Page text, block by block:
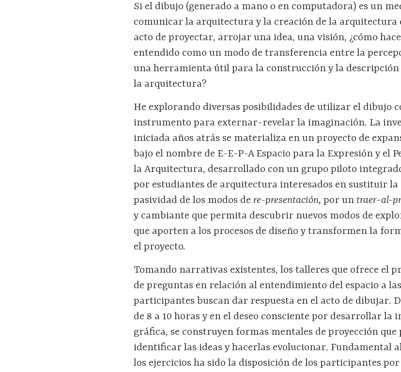
Si el dibujo (generado a mano o en computadora) es un
comunicar la arquitectura y la creación de la arquitectura
acto de proyectar, arrojar una idea, una visión, ¿cómo
entendido como un modo de transferencia entre la
una herramienta útil para la construcción y la descripción
la arquitectura?
He explorando diversas posibilidades de utilizar el dibujo
instrumento para externar-revelar la imaginación. La
iniciada años atrás se materializa en un proyecto de
bajo el nombre de E-E-P-A Espacio para la Expresión y el
la Arquitectura, desarrollado con un grupo piloto
por estudiantes de arquitectura interesados en sustituir la
pasividad de los modos de re-presentación, por un traer-al-
y cambiante que permita descubrir nuevos modos de
que aporten a los procesos de diseño y transformen la
el proyecto.
Tomando narrativas existentes, los talleres que ofrece el
de preguntas en relación al entendimiento del espacio a
participantes buscan dar respuesta en el acto de dibujar.
de 8 a 10 horas y en el deseo consciente por desarrollar la
gráfica, se construyen formas mentales de proyección
identificar las ideas y hacerlas evolucionar. Fundamental
los ejercicios ha sido la disposición de los participantes